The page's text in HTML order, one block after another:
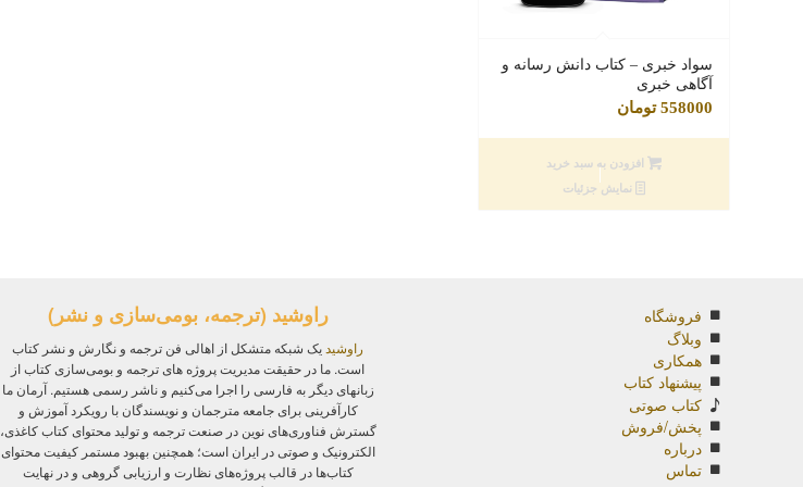
سواد خبری – کتاب دانش رسانه و
آگاهی خبری
558000 تومان
افزودن به سبد خرید
نمایش جزئیات
فروشگاه
وبلاگ
همکاری
پیشنهاد کتاب
کتاب صوتی
پخش/فروش
درباره
تماس
راوشید (ترجمه، بومی‌سازی و نشر)
راوشید یک شبکه متشکل از اهالی فن ترجمه و نگارش و نشر کتاب
است. ما در حقیقت مدیریت پروژه‌ های ترجمه و بومی‌سازی کتاب از
زبانهای دیگر به فارسی را اجرا می‌کنیم و ناشر رسمی هستیم. آرمان ما
کارآفرینی برای جامعه مترجمان و نویسندگان با رویکرد آموزش و
گسترش فناوری‌های نوین در صنعت ترجمه و تولید محتوای کتاب کاغذی،
الکترونیک و صوتی در ایران است؛ همچنین بهبود مستمر کیفیت محتوای
کتاب‌ها در قالب پروژه‌های نظارت و ارزیابی گروهی و در نهایت